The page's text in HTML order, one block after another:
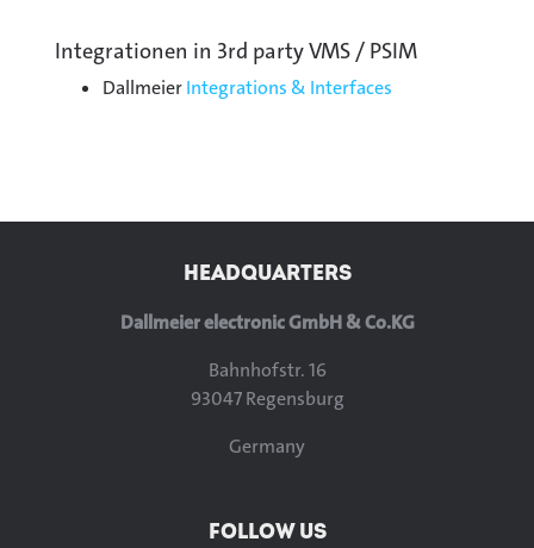
Integrationen in 3rd party VMS / PSIM
DallmeierIntegrations & Interfaces
HEADQUARTERS
Dallmeier electronic GmbH & Co.KG
Bahnhofstr. 16
93047 Regensburg
Germany
FOLLOW US